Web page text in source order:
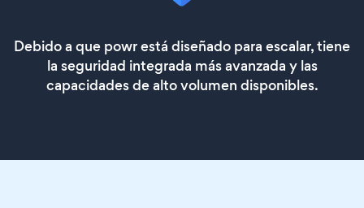
Debido a que powr está diseñado para escalar, tiene
la seguridad integrada más avanzada y las
capacidades de alto volumen disponibles.